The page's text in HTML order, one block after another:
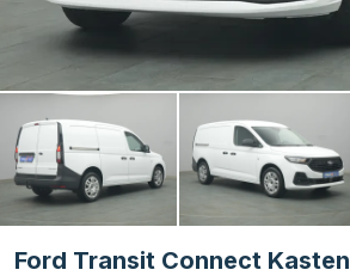
Ford Transit Connect Kasten